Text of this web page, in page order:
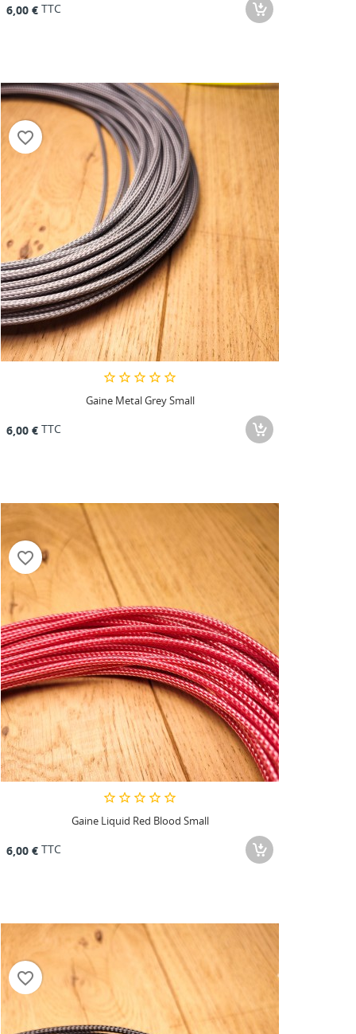
6,00 € TTC
Gaine Metal Grey Small
6,00 € TTC
favorite_border
Gaine Liquid Red Blood Small
6,00 € TTC
favorite_border
favorite_border